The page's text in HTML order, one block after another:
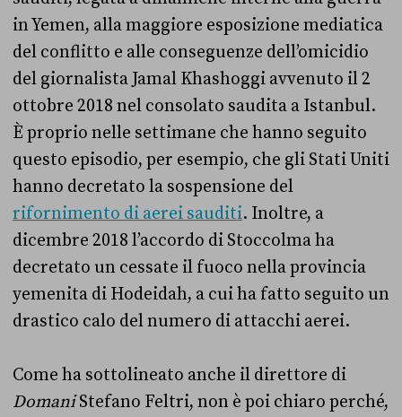
in Yemen, alla maggiore esposizione mediatica
del conflitto e alle conseguenze dell’omicidio
del giornalista Jamal Khashoggi avvenuto il 2
ottobre 2018 nel consolato saudita a Istanbul.
È proprio nelle settimane che hanno seguito
questo episodio, per esempio, che gli Stati Uniti
hanno decretato la sospensione del
rifornimento di aerei sauditi. Inoltre, a
dicembre 2018 l’accordo di Stoccolma ha
decretato un cessate il fuoco nella provincia
yemenita di Hodeidah, a cui ha fatto seguito un
drastico calo del numero di attacchi aerei.
Come ha sottolineato anche il direttore di
DomaniStefano Feltri, non è poi chiaro perché,